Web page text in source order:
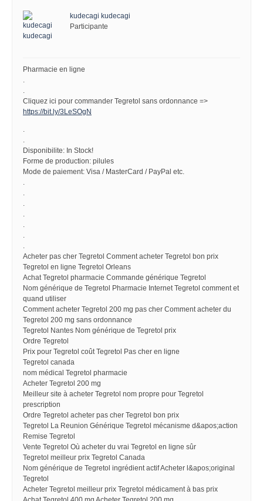
kudecagi kudecagi
Participante
Pharmacie en ligne
.
.
Cliquez ici pour commander Tegretol sans ordonnance =>
https://bit.ly/3LeSOgN
.
.
Disponibilite: In Stock!
Forme de production: pilules
Mode de paiement: Visa / MasterCard / PayPal etc.
.
.
.
.
.
.
.
Acheter pas cher Tegretol Comment acheter Tegretol bon prix
Tegretol en ligne Tegretol Orleans
Achat Tegretol pharmacie Commande générique Tegretol
Nom générique de Tegretol Pharmacie Internet Tegretol comment et
quand utiliser
Comment acheter Tegretol 200 mg pas cher Comment acheter du
Tegretol 200 mg sans ordonnance
Tegretol Nantes Nom générique de Tegretol prix
Ordre Tegretol
Prix pour Tegretol coût Tegretol Pas cher en ligne
Tegretol canada
nom médical Tegretol pharmacie
Acheter Tegretol 200 mg
Meilleur site à acheter Tegretol nom propre pour Tegretol
prescription
Ordre Tegretol acheter pas cher Tegretol bon prix
Tegretol La Reunion Générique Tegretol mécanisme d&apos;action
Remise Tegretol
Vente Tegretol Où acheter du vrai Tegretol en ligne sûr
Tegretol meilleur prix Tegretol Canada
Nom générique de Tegretol ingrédient actif Acheter l&apos;original
Tegretol
Acheter Tegretol meilleur prix Tegretol médicament à bas prix